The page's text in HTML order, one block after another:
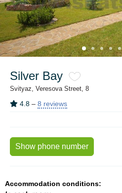
Silver Bay
Svityaz, Veresova Street, 8
4.8 – 8 reviews
Show phone number
Accommodation conditions: